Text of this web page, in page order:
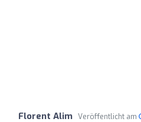
Florent Alim Veröffentlicht am